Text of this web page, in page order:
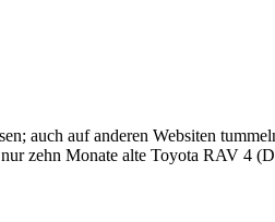
auch auf anderen Websiten
zehn Monate alte Toyota RAV 4